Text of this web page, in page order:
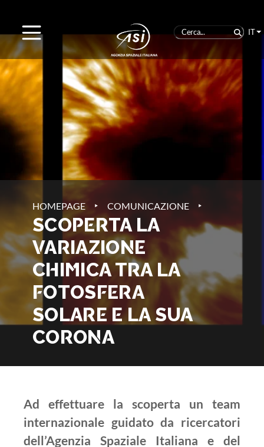
IT
HOMEPAGE ‣ COMUNICAZIONE ‣
SCOPERTA LA
VARIAZIONE
CHIMICA TRA LA
FOTOSFERA
SOLARE E LA SUA
CORONA
Ad effettuare la scoperta un team
internazionale guidato da ricercatori
dell’Agenzia Spaziale Italiana e del